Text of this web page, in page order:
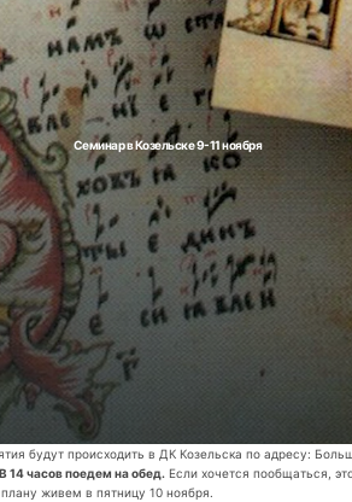
Семинар в Козельске 9-11 ноября
будут происходить в ДК Козельска по адресу:
В 14 часов поедем на обед. Если хочется пообщаться,
живем в пятницу 10 ноября.